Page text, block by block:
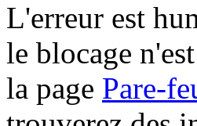
L'erreur est
le blocage
la page Pare-